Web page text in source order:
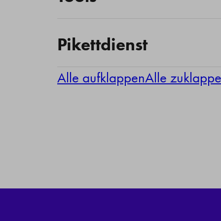
Pikettdienst
Alle aufklappenAlle